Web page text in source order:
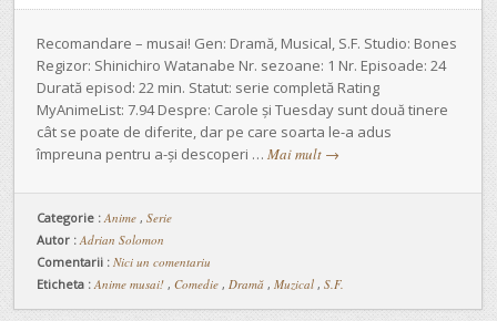
Recomandare – musai! Gen: Dramă, Musical, S.F. Studio: Bones
Regizor: Shinichiro Watanabe Nr. sezoane: 1 Nr. Episoade: 24
Durată episod: 22 min. Statut: serie completă Rating
MyAnimeList: 7.94 Despre: Carole și Tuesday sunt două tinere
cât se poate de diferite, dar pe care soarta le-a adus
împreuna pentru a-și descoperi … Mai mult →
Categorie :Anime , Serie
Autor : Adrian Solomon
Comentarii : Nici un comentariu
Eticheta : Anime musai! , Comedie , Dramă , Muzical , S.F.